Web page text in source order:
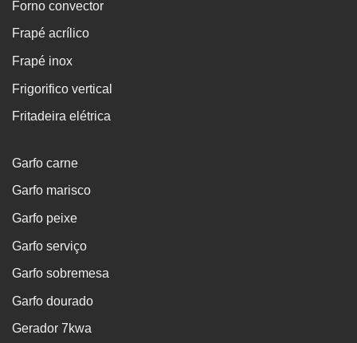
Forno convector
Frapé acrílico
Frapé inox
Frigorifico vertical
Fritadeira elétrica
Garfo carne
Garfo marisco
Garfo peixe
Garfo serviço
Garfo sobremesa
Garfo dourado
Gerador 7kwa